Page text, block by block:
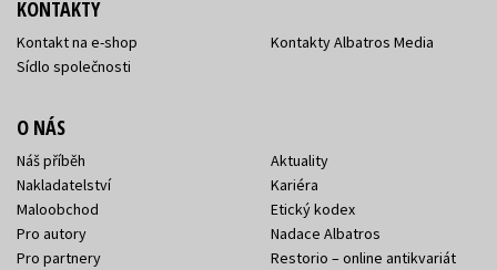
KONTAKTY
Kontakt na e-shop
Sídlo společnosti
Kontakty Albatros Media
O NÁS
Náš příběh
Nakladatelství
Maloobchod
Pro autory
Pro partnery
Aktuality
Kariéra
Etický kodex
Nadace Albatros
Restorio – online antikvariát